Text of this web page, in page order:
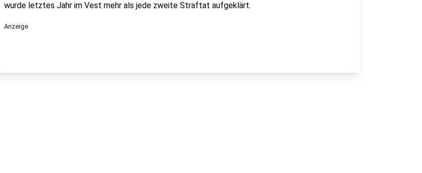
wurde letztes Jahr im Vest mehr als jede zweite Straftat aufgeklärt.
Anzeige